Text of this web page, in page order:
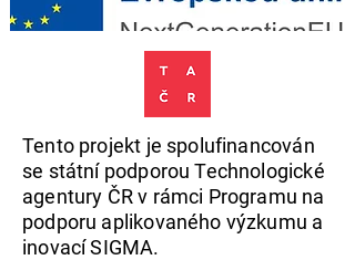
Tento projekt je spolufinancován
se státní podporou Technologické
agentury ČR v rámci Programu na
podporu aplikovaného výzkumu a
inovacı́ SIGMA.